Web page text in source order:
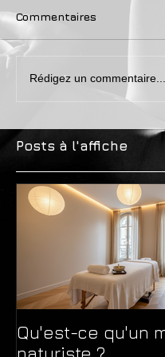
Commentaires
Rédigez un commentaire...
Posts à l'affiche
Qu'est-ce qu'un
naturiste ?